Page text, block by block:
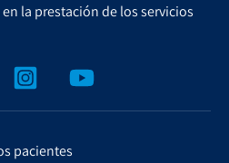
la prestación de los servicios
pacientes